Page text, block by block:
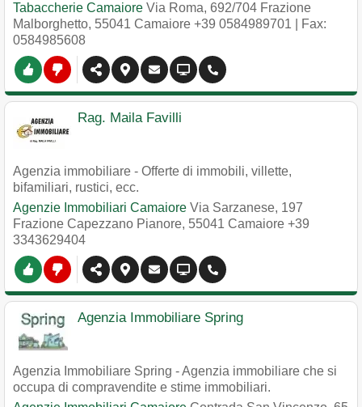
Tabaccherie Camaiore Via Roma, 692/704 Frazione
Malborghetto, 55041 Camaiore +39 0584989701 | Fax:
0584985608
Rag. Maila Favilli
Agenzia immobiliare - Offerte di immobili, villette,
bifamiliari, rustici, ecc.
Agenzie Immobiliari Camaiore Via Sarzanese, 197
Frazione Capezzano Pianore, 55041 Camaiore +39
3343629404
Agenzia Immobiliare Spring
Agenzia Immobiliare Spring - Agenzia immobiliare che si
occupa di compravendite e stime immobiliari.